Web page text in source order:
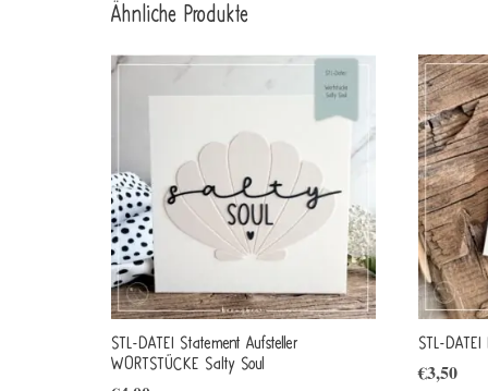
Ähnliche Produkte
STL-DATEI Statement Aufsteller
WORTSTÜCKE Salty Soul
STL-
€3,50